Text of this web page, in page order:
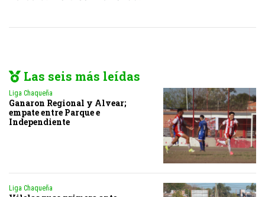
Las seis más leídas
Liga Chaqueña
Ganaron Regional y Alvear;
empate entre Parque e
Independiente
Liga Chaqueña